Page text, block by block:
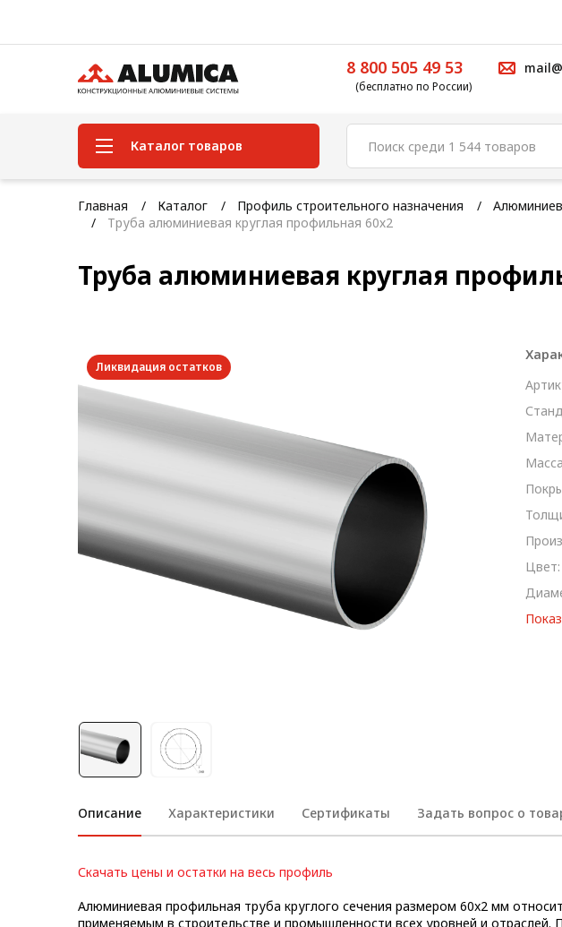
8 800 505 49 53
(бесплатно по России)
Каталог товаров
Система конструкционного
алюминиевого профиля
система
Конвейерная фурнитура
Лестничная система
Система линейного
Алюминиевые промышленные
ограждения
Алюминиевая промышленная
Радиаторный алюминиевый
профиль NEW!
Услуги дополнительной
обработки профиля
Главная Каталог Профиль строительного назначения
Труба алюминиевая круглая профильная 60х2
Труба алюминиевая круглая
Ликвидация остатков
Описание Характеристики Сертификаты Задать вопрос о
Скачать цены и остатки на весь профиль
Алюминиевая профильная труба круглого сечения размером 60x2 мм
применяемым в строительстве и промышленности всех уровней и
Цвет: